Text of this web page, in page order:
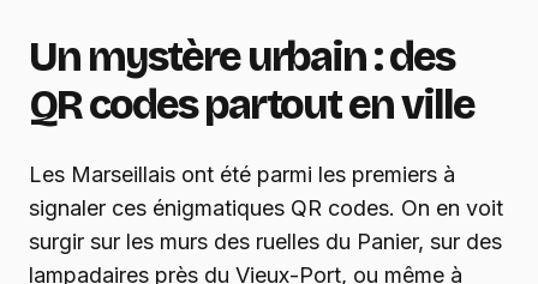
Un mystère urbain : des
QR codes partout en ville
Les Marseillais ont été parmi les premiers à
signaler ces énigmatiques QR codes. On en voit
surgir sur les murs des ruelles du Panier, sur des
lampadaires près du Vieux-Port, ou même à